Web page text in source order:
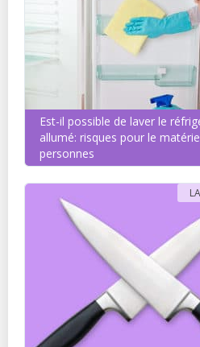
Est-il possible de laver le
allumé: risques pour le
personnes